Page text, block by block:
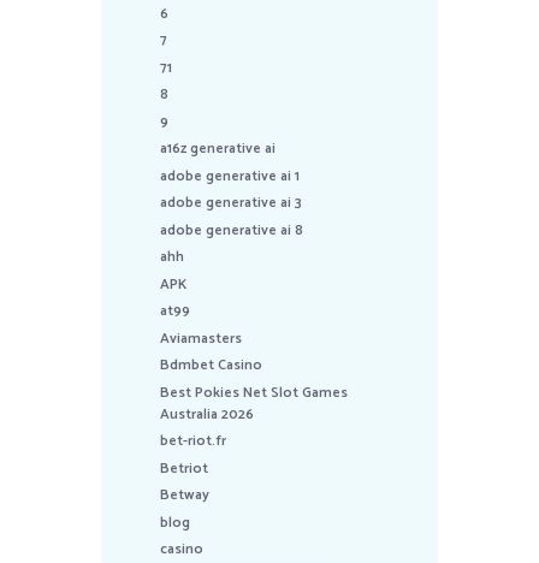
6
7
71
8
9
a16z generative ai
adobe generative ai 1
adobe generative ai 3
adobe generative ai 8
ahh
APK
at99
Aviamasters
Bdmbet Casino
Best Pokies Net Slot Games
Australia 2026
bet-riot.fr
Betriot
Betway
blog
casino